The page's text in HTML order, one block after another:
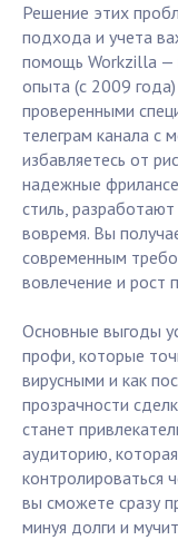
Решение этих
подхода и учета
помощь Workzilla —
опыта (с 2009
проверенными
телеграм канала с
избавляетесь от
надежные
стиль,
вовремя. Вы
современным
вовлечение и рост
Основные выгоды
профи, которые
вирусными и как
прозрачности
станет
аудиторию,
контролироваться
вы сможете сразу
минуя долги и